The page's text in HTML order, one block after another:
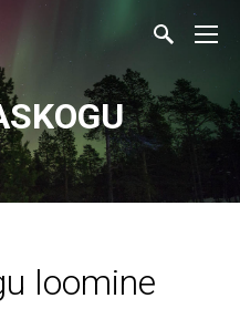
loomine